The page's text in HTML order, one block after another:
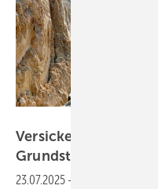
Versickerung von
Grundstücken – Teil
23.07.2025 -